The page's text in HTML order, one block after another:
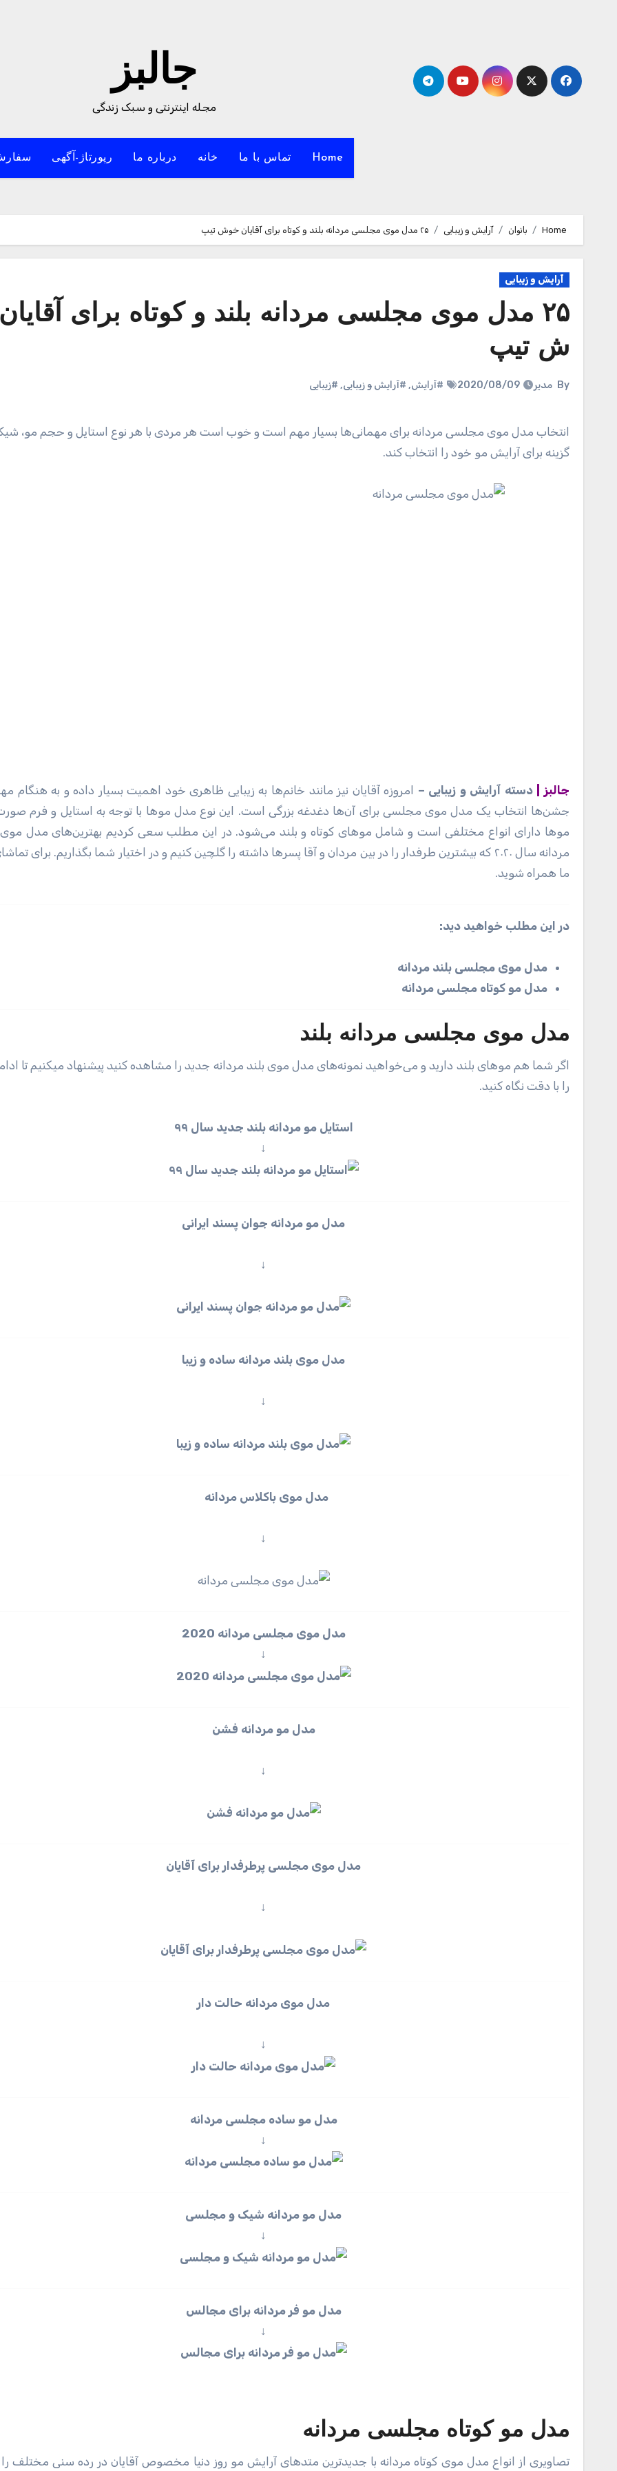
جالبز
مجله اینترنتی و سبک زندگی
Home تماس با ما خانه درباره ما رپورتاژ-آگهی
Home بانوان آرایش و زیبایی ۲۵ مدل موی مجلسی مردانه بلند و کوتاه برای آقایان خوش تیپ
آرایش و زیبایی
۲۵ مدل موی مجلسی مردانه بلند و کوتاه برای
ش تیپ
By مدیر 2020/08/09 #آرایش, #آرایش و زیبایی, #زیبایی
انتخاب مدل موی مجلسی مردانه برای مهمانی‌ها بسیار مهم است و خوب است هر مردی با هر نوع استایل و حجم مو،
گزینه برای آرایش مو خود را انتخاب کند.
جالبز | دسته آرایش و زیبایی –
امروزه آقایان نیز مانند خانم‌ها به زیبایی ظاهری خود اهمیت بسیار داده و به هنگام
جشن‌ها انتخاب یک مدل موی مجلسی برای آن‌ها دغدغه بزرگی است. این نوع مدل مو‌ها با توجه به استایل و فرم
مو‌ها دارای انواع مختلفی است و شامل مو‌های کوتاه و بلند می‌شود. در این مطلب سعی کردیم بهترین‌های مدل
مردانه سال ۲۰۲۰ که بیشترین طرفدار را در بین مردان و آقا پسر‌ها داشته را گلچین کنیم و در اختیار شما بگذاریم. برای
ما همراه شوید.
در این مطلب خواهید دید:
مدل موی مجلسی بلند مردانه
مدل مو کوتاه مجلسی مردانه
مدل موی مجلسی مردانه بلند
اگر شما هم مو‌های بلند دارید و می‌خواهید نمونه‌های مدل موی بلند مردانه جدید را مشاهده کنید پیشنهاد میکنیم تا
را با دقت نگاه کنید.
استایل مو مردانه بلند جدید سال ۹۹
↓
مدل مو مردانه جوان پسند ایرانی
↓
مدل موی بلند مردانه ساده و زیبا
↓
مدل موی باکلاس مردانه
↓
مدل موی مجلسی مردانه 2020
↓
مدل مو مردانه فشن
↓
مدل موی مجلسی پرطرفدار برای آقایان
↓
مدل موی مردانه حالت دار
↓
مدل مو ساده مجلسی مردانه
↓
مدل مو مردانه شیک و مجلسی
↓
مدل مو فر مردانه برای مجالس
↓
مدل مو کوتاه مجلسی مردانه
تصاویری از انواع مدل موی کوتاه مردانه با جدیدترین متد‌های آرایش مو روز دنیا مخصوص آقایان در رده سنی مختلف را